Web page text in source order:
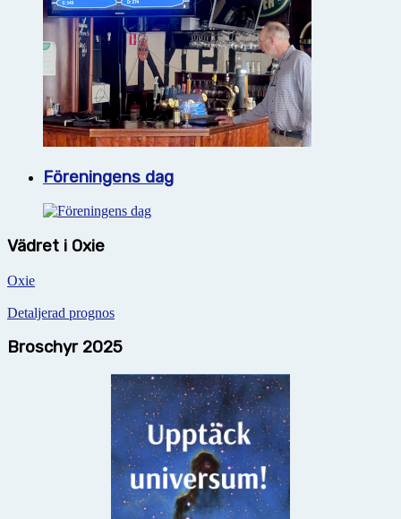
Föreningens dag
Vädret i Oxie
Oxie
Detaljerad prognos
Broschyr 2025